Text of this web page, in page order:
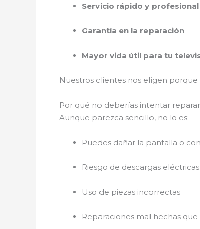
Servicio rápido y profesional
Garantía en la reparación
Mayor vida útil para tu
Nuestros clientes nos eligen
Por qué no deberías intentar
Aunque parezca sencillo, no lo es:
Puedes dañar la pantalla o
Riesgo de descargas eléctricas
Uso de piezas incorrectas
Reparaciones mal hechas